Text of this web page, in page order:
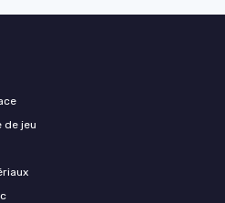
de jeu